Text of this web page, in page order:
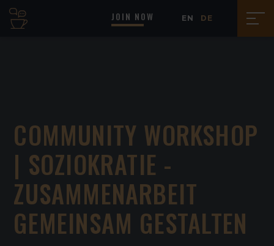
JOIN NOW EN DE
COMMUNITY WORKSHOP
| SOZIOKRATIE -
ZUSAMMENARBEIT
GEMEINSAM GESTALTEN